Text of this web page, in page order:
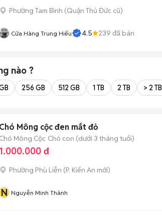
Phường Tam Bình (Quận Thủ Đức cũ)
Cửa Hàng Trung Hiếu 4.5 239 đã bán
nào ?
256 GB 512 GB 1 TB 2 TB > 2 TB
Chó Mông cộc đen mắt đỏ
Chó Mông Cộc Chó con (dưới 3 tháng tuổi)
1.000.000 đ
Phường Phù Liễn (P. Kiến An mới)
N Nguyễn Minh Thành